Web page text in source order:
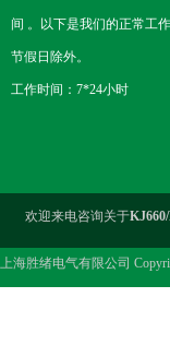
间 。以下是我们的正常工
节假日除外。
工作时间：7*24小时
欢迎来电咨询关于
上海胜绪电气有限公司